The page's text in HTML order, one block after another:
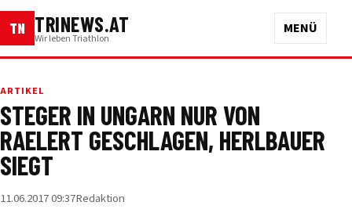
TN TRINEWS.AT
Wir leben Triathlon
MENÜ
ARTIKEL
STEGER IN UNGARN NUR VON
RAELERT GESCHLAGEN, HERLBAUER
SIEGT
11.06.2017 09:37Redaktion